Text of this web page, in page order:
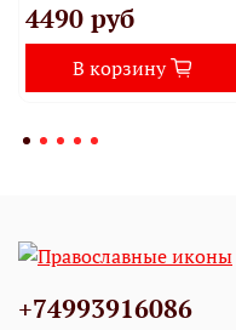
4490 руб
В корзину
+74993916086